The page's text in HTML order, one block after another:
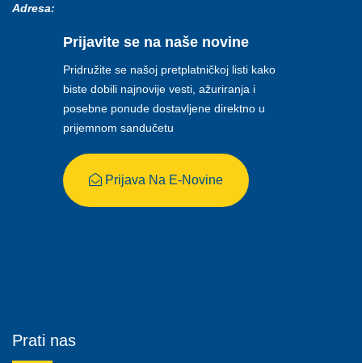
Adresa:
Prijavite se na naše novine
Pridružite se našoj pretplatničkoj listi kako
biste dobili najnovije vesti, ažuriranja i
posebne ponude dostavljene direktno u
prijemnom sandučetu
Prijava Na E-Novine
Prati nas